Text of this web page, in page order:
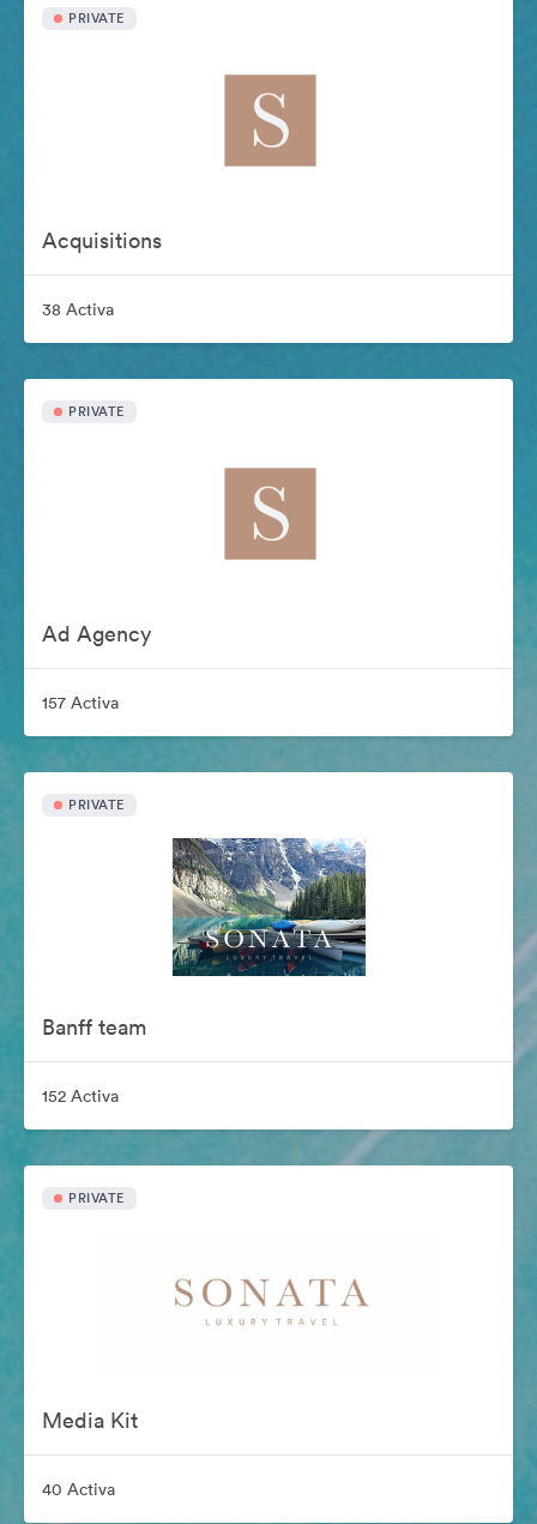
PRIVATE
Acquisitions
38 Activa
PRIVATE
Ad Agency
157 Activa
PRIVATE
Banff team
152 Activa
PRIVATE
Media Kit
40 Activa